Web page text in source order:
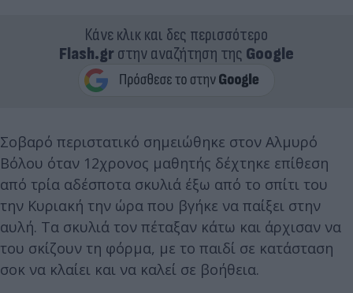
Κάνε κλικ και δες περισσότερο
Flash.grστην αναζήτηση της Google
Σοβαρό περιστατικό σημειώθηκε στον Αλμυρό
Βόλου όταν 12χρονος μαθητής δέχτηκε επίθεση
από τρία αδέσποτα σκυλιά έξω από το σπίτι του
την Κυριακή την ώρα που βγήκε να παίξει στην
αυλή. Τα σκυλιά τον πέταξαν κάτω και άρχισαν να
του σκίζουν τη φόρμα, με το παιδί σε κατάσταση
σοκ να κλαίει και να καλεί σε βοήθεια.